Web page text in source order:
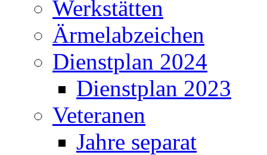
Werkstätten
Ärmelabzeichen
Dienstplan 2024
Dienstplan 2023
Veteranen
Jahre separat